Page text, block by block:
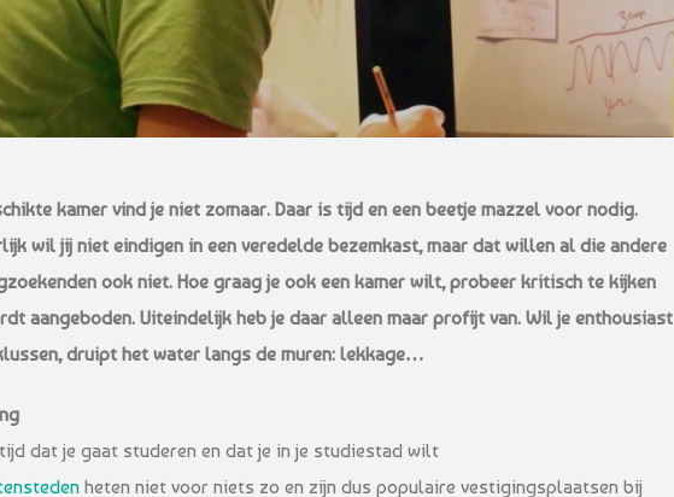
kamer vind je niet zomaar. Daar is tijd en een beetje mazzel voor nodig.
wil jij niet eindigen in een veredelde bezemkast, maar dat willen al die andere
ook niet. Hoe graag je ook een kamer wilt, probeer kritisch te kijken
aangeboden. Uiteindelijk heb je daar alleen maar profijt van. Wil je enthousiast
druipt het water langs de muren: lekkage…
dat je gaat studeren en dat je in je studiestad wilt
heten niet voor niets zo en zijn dus populaire vestigingsplaatsen bij